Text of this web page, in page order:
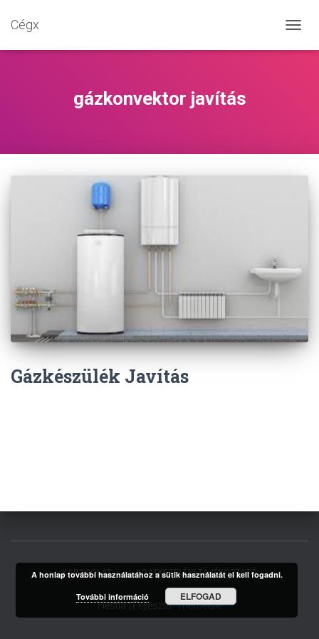
Cégx
BE-/
gázkonvektor javítás
Gázkészülék Javítás
KAPCSOLAT ADATKEZELÉSI TÁJÉKOZTATÓ
Hestia | Fejlesztő:ThemeIsle
A honlap további használatához a sütik használatát el kell fogadni.
További információ ELFOGAD